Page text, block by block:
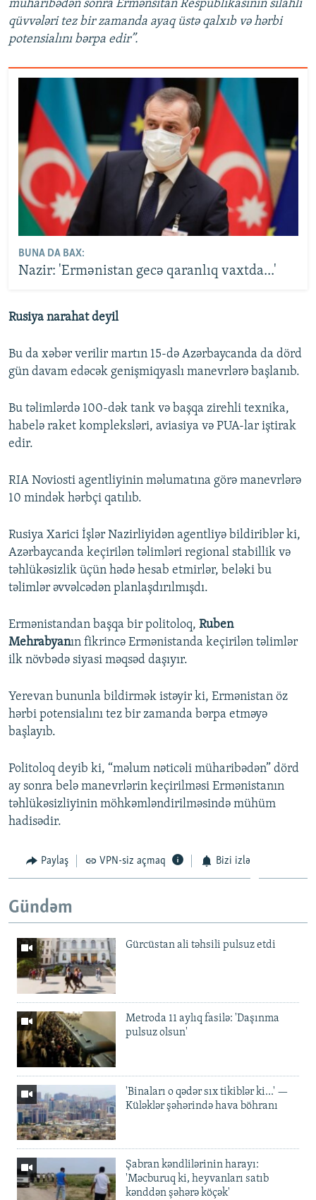
müharibədən sonra Ermənsitan Respublikasının silahlı
qüvvələri tez bir zamanda ayaq üstə qalxıb və hərbi
potensialını bərpa edir”.
BUNA DA BAX:
Nazir: 'Ermənistan gecə qaranlıq vaxtda...'
Rusiya narahat deyil
Bu da xəbər verilir martın 15-də Azərbaycanda da dörd
gün davam edəcək genişmiqyaslı manevrlərə başlanıb.
Bu təlimlərdə 100-dək tank və başqa zirehli texnika,
habelə raket kompleksləri, aviasiya və PUA-lar iştirak
edir.
RIA Noviosti agentliyinin məlumatına görə manevrlərə
10 mindək hərbçi qatılıb.
Rusiya Xarici İşlər Nazirliyidən agentliyə bildiriblər ki,
Azərbaycanda keçirilən təlimləri regional stabillik və
təhlükəsizlik üçün hədə hesab etmirlər, beləki bu
təlimlər əvvəlcədən planlaşdırılmışdı.
Ermənistandan başqa bir politoloq, Ruben
Mehrabyanın fikrincə Ermənistanda keçirilən təlimlər
ilk növbədə siyasi məqsəd daşıyır.
Yerevan bununla bildirmək istəyir ki, Ermənistan öz
hərbi potensialını tez bir zamanda bərpa etməyə
başlayıb.
Politoloq deyib ki, “məlum nəticəli müharibədən” dörd
ay sonra belə manevrlərin keçirilməsi Ermənistanın
təhlükəsizliyinin möhkəmləndirilməsində mühüm
hadisədir.
Paylaş VPN-siz açmaq Bizi izlə
Gündəm
Gürcüstan ali təhsili pulsuz etdi
Metroda 11 aylıq fasilə: 'Daşınma
pulsuz olsun'
'Binaları o qədər sıx tikiblər ki...' —
Küləklər şəhərində hava böhranı
Şabran kəndlilərinin harayı:
'Məcburuq ki, heyvanları satıb
kənddən şəhərə köçək'